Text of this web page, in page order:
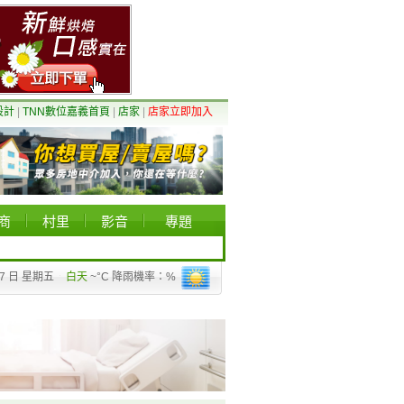
計 TNN數位嘉義首頁 店家 店家立即加入
村里 影音 專題
日 星期五 白天 ~°C 降雨機率：%